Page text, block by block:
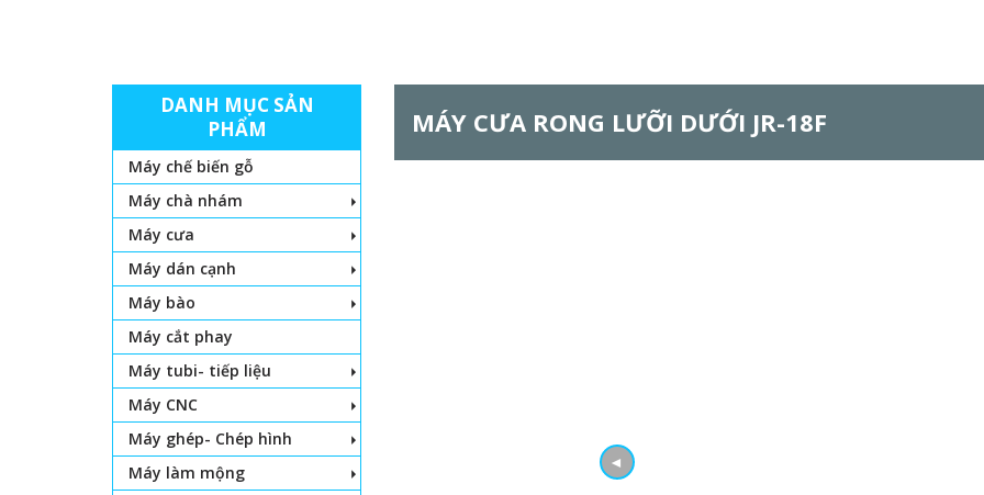
MÁY CƯA RONG LƯỠI DƯỚI JR-18F
◄
DANH MỤC SẢN
PHẨM
Máy chế biến gỗ
Máy chà nhám
Máy cưa
Máy dán cạnh
Máy bào
Máy cắt phay
Máy tubi- tiếp liệu
Máy CNC
Máy ghép- Chép hình
Máy làm mộng